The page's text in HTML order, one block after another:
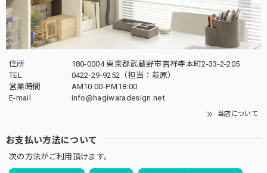
住所
180-0004 東京都武蔵野市吉祥寺本町2-33-2-205
TEL
0422-29-9252（担当：萩原）
営業時間
AM10:00-PM18:00
E-mail
info@hagiwaradesign.net
当店について
お支払い方法について
次の方法がご利用頂けます。